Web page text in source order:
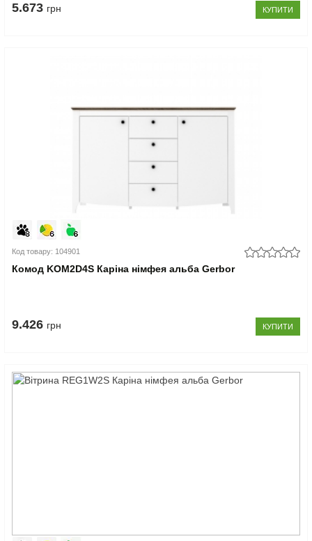
5.673 грн КУПИТИ
Код товару: 104901
Комод KOM2D4S Каріна німфея альба Gerbor
9.426 грн КУПИТИ